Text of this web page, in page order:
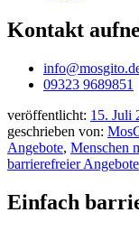
Kontakt
09323 9689851
veröffentlicht: 15. Juli
geschrieben von:
Angebote, Menschen
barrierefreier Angebote
Einfach